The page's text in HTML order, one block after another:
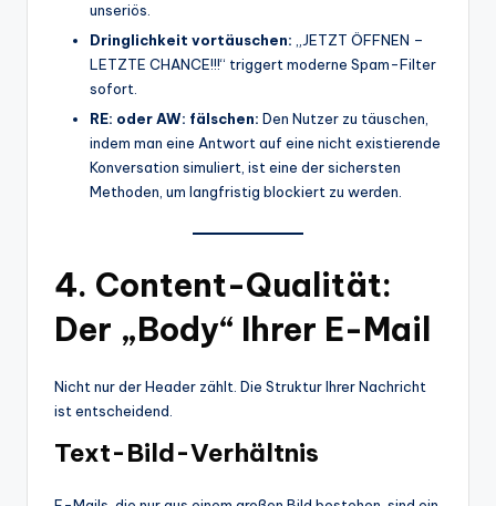
unseriös.
Dringlichkeit vortäuschen: „JETZT ÖFFNEN –
LETZTE CHANCE!!!“ triggert moderne Spam-Filter
sofort.
RE: oder AW: fälschen: Den Nutzer zu täuschen,
indem man eine Antwort auf eine nicht existierende
Konversation simuliert, ist eine der sichersten
Methoden, um langfristig blockiert zu werden.
4. Content-Qualität:
Der „Body“ Ihrer E-Mail
Nicht nur der Header zählt. Die Struktur Ihrer Nachricht
ist entscheidend.
Text-Bild-Verhältnis